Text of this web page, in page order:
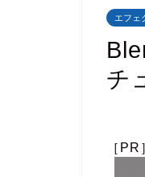
エフェ
チ
［PR